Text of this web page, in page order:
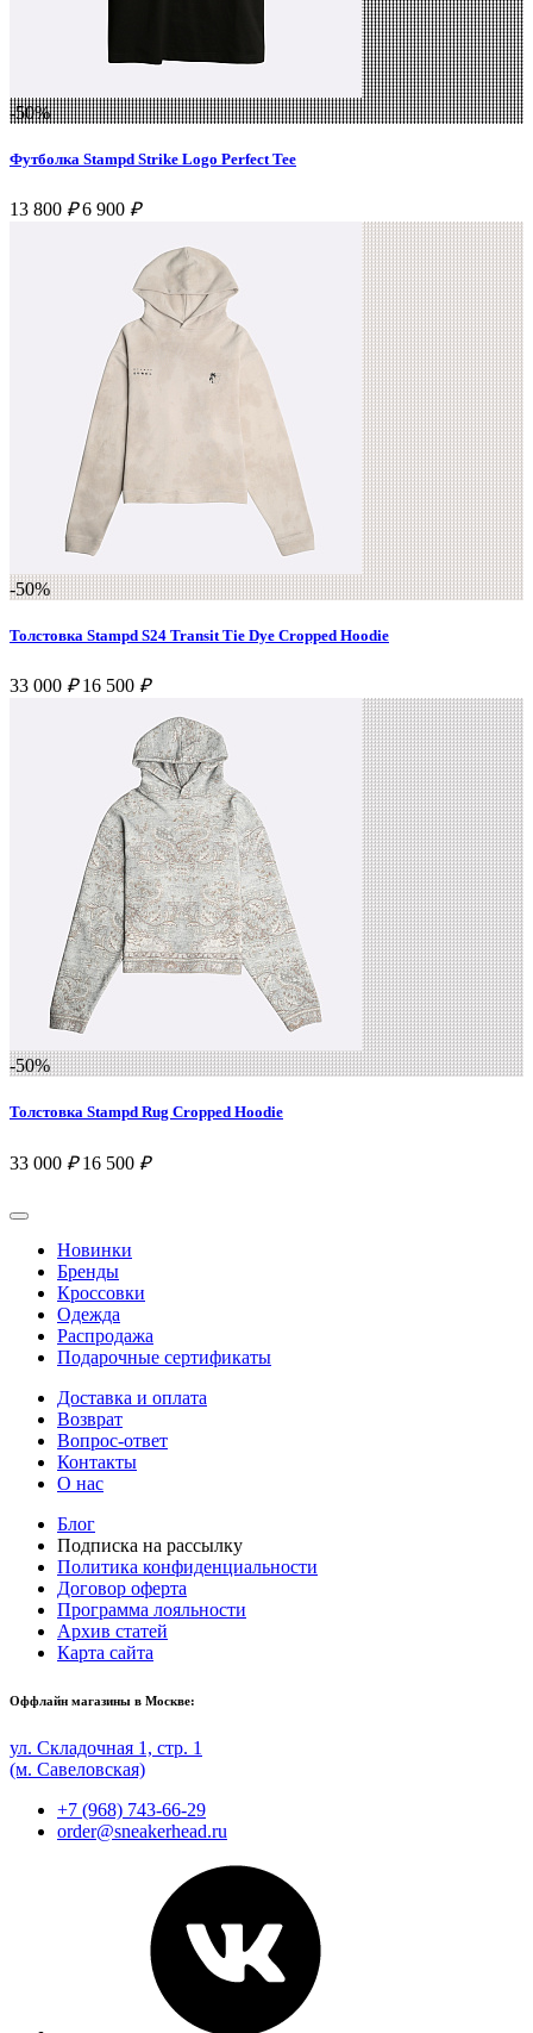
-50%
Футболка Stampd Strike Logo Perfect Tee
13 800 ₽ 6 900 ₽
-50%
Толстовка Stampd S24 Transit Tie Dye Cropped Hoodie
33 000 ₽ 16 500 ₽
-50%
Толстовка Stampd Rug Cropped Hoodie
33 000 ₽ 16 500 ₽
Новинки
Бренды
Кроссовки
Одежда
Распродажа
Подарочные сертификаты
Доставка и оплата
Возврат
Вопрос-ответ
Контакты
О нас
Блог
Подписка на рассылку
Политика конфиденциальности
Договор оферта
Программа лояльности
Архив статей
Карта сайта
Оффлайн магазины в Москве:
ул. Складочная 1, стр. 1
(м. Савеловская)
+7 (968) 743-66-29
order@sneakerhead.ru